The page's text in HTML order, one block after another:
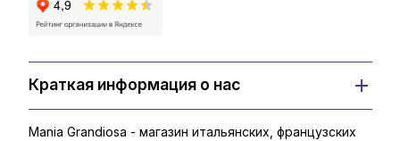
Краткая информация о нас
Mania Grandiosa - магазин итальянских, французских